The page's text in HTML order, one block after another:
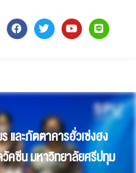
และภัตตาคารฮั่วเซ่งฮง
คซีน มหาวิทยาลัยศรีปทุม